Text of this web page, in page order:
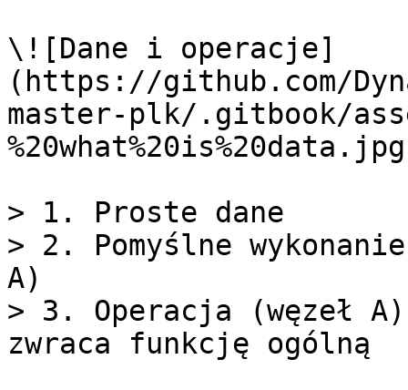
\![Dane i operacje]
(https://github.com/
master-plk/.gitbook/
> 1. Proste dane
> 2. Pomyślne
A)
> 3. Operacja (węzeł
zwraca funkcję ogólną